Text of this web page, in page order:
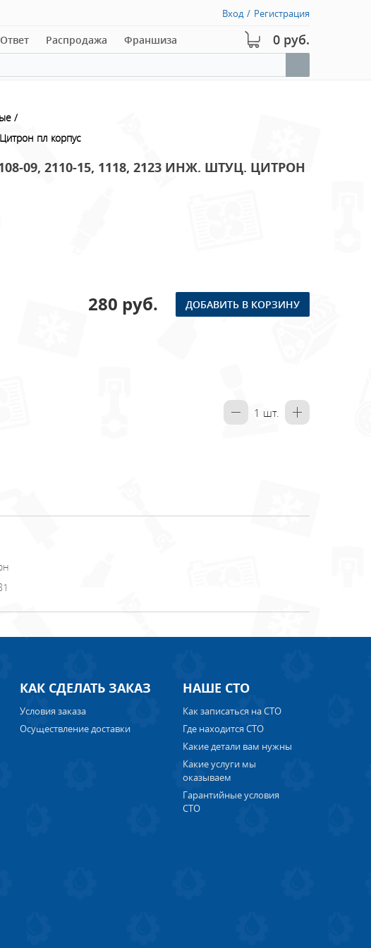
Вход / Регистрация
Распродажа Франшиза 0 руб.
пл корпус
09, 2110-15, 1118, 2123 ИНЖ. ШТУЦ. ЦИТРОН
280 руб. ДОБАВИТЬ В КОРЗИНУ
1 шт.
КАК СДЕЛАТЬ ЗАКАЗ
Условия заказа
Осуществление доставки
НАШЕ СТО
Как записаться на СТО
Где находится СТО
Какие детали вам нужны
Какие услуги мы
оказываем
Гарантийные условия
СТО